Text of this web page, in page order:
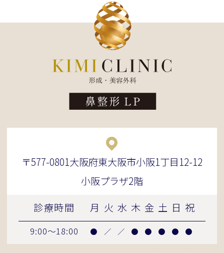
〒577-0801大阪府東大阪市小阪1丁目12-12
小阪プラザ2階
診療時間
月 火 水 木 金 土 日 祝
9:00～18:00 ● ／ ／ ● ● ● ● ●